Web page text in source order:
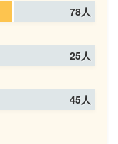
78人
25人
45人